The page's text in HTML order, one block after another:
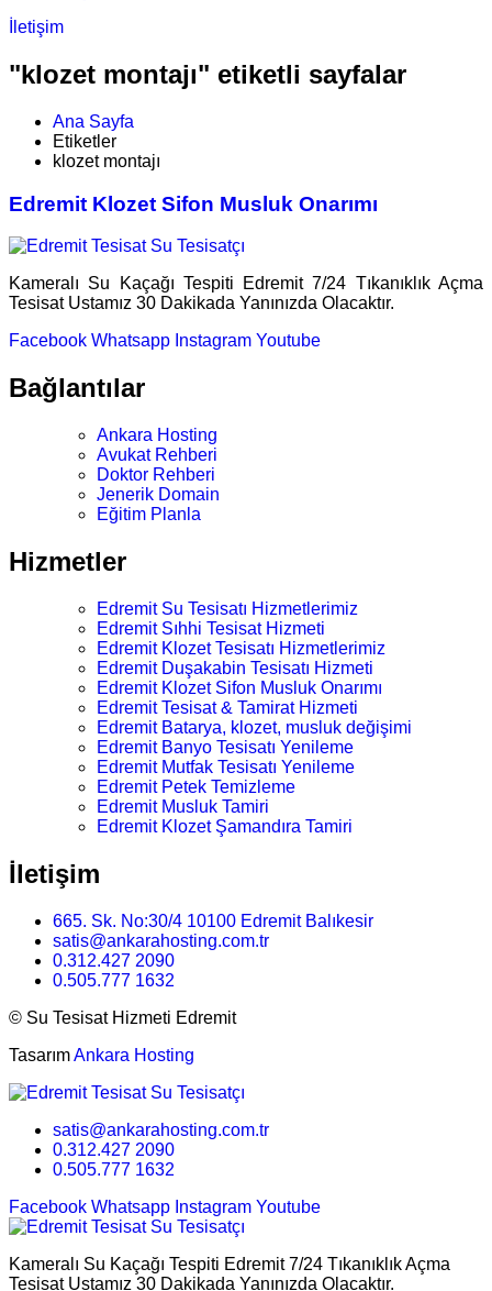
İletişim
"klozet montajı" etiketli sayfalar
Ana Sayfa
Etiketler
klozet montajı
Edremit Klozet Sifon Musluk Onarımı
Kameralı Su Kaçağı Tespiti Edremit 7/24 Tıkanıklık Açma
Tesisat Ustamız 30 Dakikada Yanınızda Olacaktır.
Facebook Whatsapp Instagram Youtube
Bağlantılar
Ankara Hosting
Avukat Rehberi
Doktor Rehberi
Jenerik Domain
Eğitim Planla
Hizmetler
Edremit Su Tesisatı Hizmetlerimiz
Edremit Sıhhi Tesisat Hizmeti
Edremit Klozet Tesisatı Hizmetlerimiz
Edremit Duşakabin Tesisatı Hizmeti
Edremit Klozet Sifon Musluk Onarımı
Edremit Tesisat & Tamirat Hizmeti
Edremit Batarya, klozet, musluk değişimi
Edremit Banyo Tesisatı Yenileme
Edremit Mutfak Tesisatı Yenileme
Edremit Petek Temizleme
Edremit Musluk Tamiri
Edremit Klozet Şamandıra Tamiri
İletişim
665. Sk. No:30/4 10100 Edremit Balıkesir
satis@ankarahosting.com.tr
0.312.427 2090
0.505.777 1632
© Su Tesisat Hizmeti Edremit
TasarımAnkara Hosting
satis@ankarahosting.com.tr
0.312.427 2090
0.505.777 1632
Facebook Whatsapp Instagram Youtube
Kameralı Su Kaçağı Tespiti Edremit 7/24 Tıkanıklık Açma
Tesisat Ustamız 30 Dakikada Yanınızda Olacaktır.